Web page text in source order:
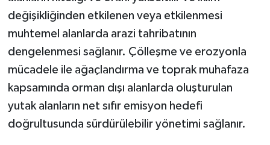
değişikliğinden etkilenen veya etkilenmesi
muhtemel alanlarda arazi tahribatının
dengelenmesi sağlanır. Çölleşme ve erozyonla
mücadele ile ağaçlandırma ve toprak muhafaza
kapsamında orman dışı alanlarda oluşturulan
yutak alanların net sıfır emisyon hedefi
doğrultusunda sürdürülebilir yönetimi sağlanır.